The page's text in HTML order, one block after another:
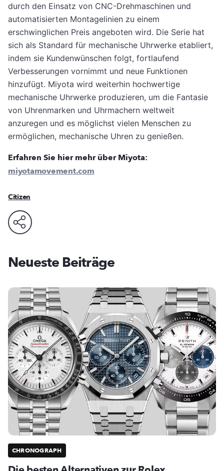
durch den Einsatz von CNC-Drehmaschinen und
automatisierten Montagelinien zu einem
erschwinglichen Preis angeboten wird. Die Serie hat
sich als Standard für mechanische Uhrwerke etabliert,
indem sie Kundenwünschen folgt, fortlaufend
Verbesserungen vornimmt und neue Funktionen
hinzufügt. Miyota wird weiterhin hochwertige
mechanische Uhrwerke produzieren, um die Fantasie
von Uhrenmarken und Uhrmachern weltweit
anzuregen und es möglichst vielen Menschen zu
ermöglichen, mechanische Uhren zu genießen.
Erfahren Sie hier mehr über Miyota:
miyotamovement.com
Citizen
Neueste Beiträge
CHRONOGRAPH